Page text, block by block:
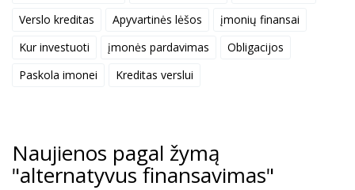
Naujienos pagal žymą
"alternatyvus finansavimas"
Verslo kreditas
Apyvartinės lėšos
įmonių finansai
Kur investuoti
įmonės pardavimas
Obligacijos
Paskola imonei
Kreditas verslui